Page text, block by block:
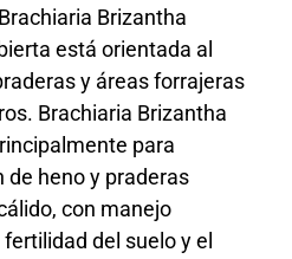
Brizantha
está orientada al
y áreas forrajeras
Brachiaria Brizantha
para
de heno y praderas
con manejo
del suelo y el